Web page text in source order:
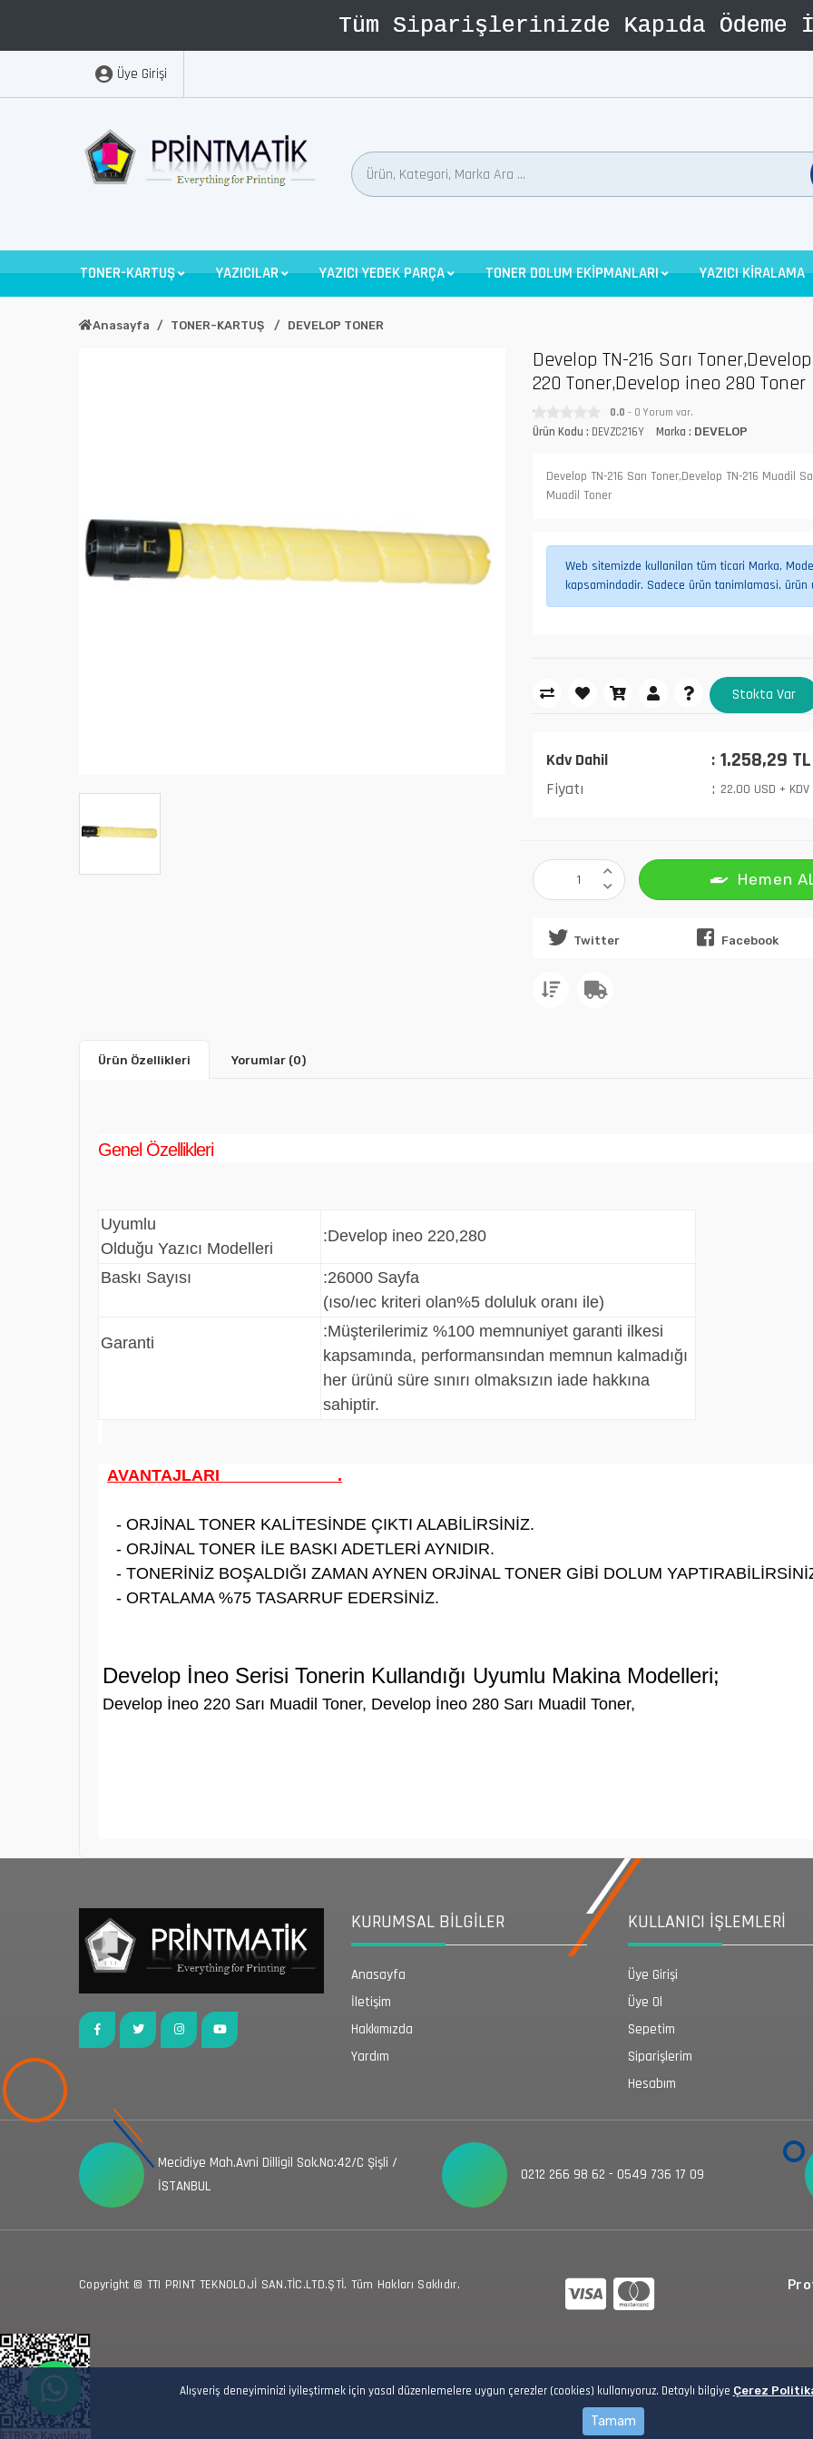
Üye Girişi
TONER-KARTUŞ YAZICILAR YAZICI YEDEK PARÇA TONER DOLUM EKİPMANLARI YAZICI KİRALAMA
Anasayfa TONER-KARTUŞ DEVELOP TONER
Develop TN-216 Sarı
220 Toner,Develop ineo 280 Toner
0.0 - 0 Yorum var.
Ürün Kodu : DEVZC216Y Marka : DEVELOP
Develop TN-216 Sarı Toner,Develop TN-216 Muadil
Muadil Toner
Web sitemizde kullanilan tüm ticari Marka,
kapsamindadir. Sadece ürün tanimlamasi,
Stokta Var
Kdv Dahil 1.258,29 TL
Fiyatı 22,00 USD + KDV
Hemen
Twitter Facebook
Ürün Özellikleri Yorumlar (0)
Genel Özellikleri
Uyumlu
Olduğu Yazıcı Modelleri
:Develop ineo 220,280
Baskı Sayısı
:26000 Sayfa
(ıso/ıec kriteri olan%5 doluluk oranı ile)
Garanti
:Müşterilerimiz %100 memnuniyet garanti ilkesi
kapsamında, performansından memnun kalmadığı
her ürünü süre sınırı olmaksızın iade hakkına
sahiptir.
AVANTAJLARI .
- ORJİNAL TONER KALİTESİNDE ÇIKTI ALABİLİRSİNİZ.
- ORJİNAL TONER İLE BASKI ADETLERİ AYNIDIR.
- TONERİNİZ BOŞALDIĞI ZAMAN AYNEN ORJİNAL TONER GİBİ DOLUM
- ORTALAMA %75 TASARRUF EDERSİNİZ.
Develop İneo Serisi Tonerin Kullandığı Uyumlu Makina Modelleri;
Develop İneo 220 Sarı Muadil Toner, Develop İneo 280 Sarı Muadil Toner,
Alışveriş deneyiminizi iyileştirmek için yasal düzenlemelere uygun çerezler (cookies) kullanıyoruz. Detaylı bilgiye Çerez
Tamam
KURUMSAL BİLGİLER
Anasayfa
İletişim
Hakkımızda
Yardım
KULLANICI İŞLEMLERİ
Üye Girişi
Üye Ol
Sepetim
Siparişlerim
Hesabım
Mecidiye Mah.Avni Dilligil Sok.No:42/C Şişli /
İSTANBUL
0212 266 98 62 - 0549 736 17 09
Copyright © TTI PRINT TEKNOLOJİ SAN.TİC.LTD.ŞTİ. Tüm Hakları Saklıdır.